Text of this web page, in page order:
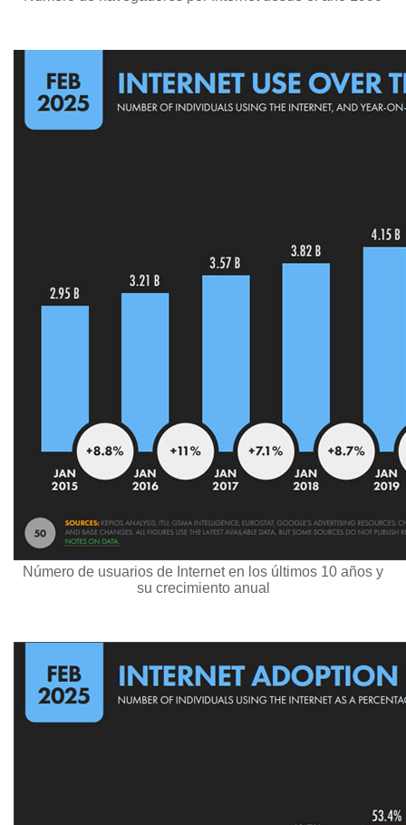
Número de usuarios de Internet en los últimos 10 años y
su crecimiento anual